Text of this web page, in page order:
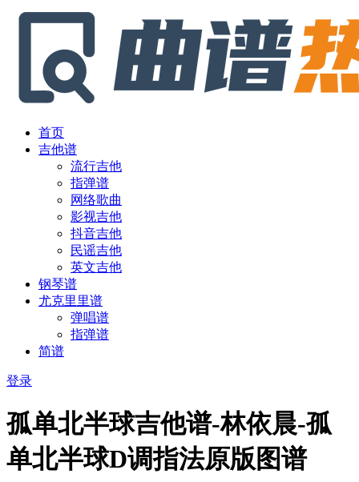
首页
吉他谱
流行吉他
指弹谱
网络歌曲
影视吉他
抖音吉他
民谣吉他
英文吉他
钢琴谱
尤克里里谱
弹唱谱
指弹谱
简谱
登录
孤单北半球吉他谱-林依晨-孤
单北半球D调指法原版图谱